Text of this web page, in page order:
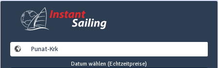
Datum wählen (Echtzeitpreise)